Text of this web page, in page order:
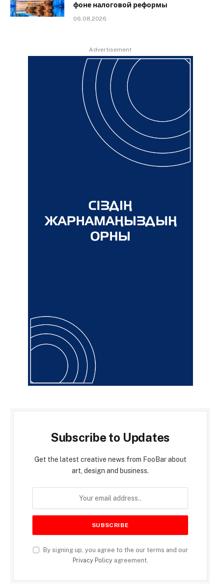
фоне налоговой реформы
06.08.2026
Advertisement
Subscribe to Updates
Get the latest creative news from FooBar about
art, design and business.
By signing up, you agree to the our terms and our
Privacy Policyagreement.